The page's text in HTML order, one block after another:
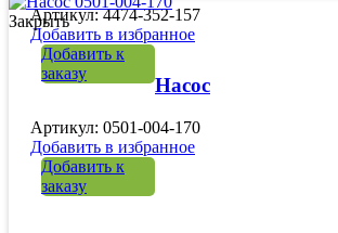
Артикул: 4474-352-157
Добавить в избранное
Добавить к
заказу
Закрыть
Насос
Артикул: 0501-004-170
Добавить в избранное
Добавить к
заказу